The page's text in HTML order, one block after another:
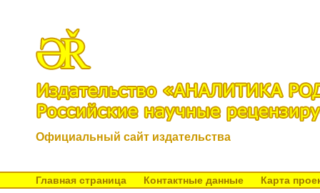
Официальный сайт издательства
Главная страница Контактные данные Карта